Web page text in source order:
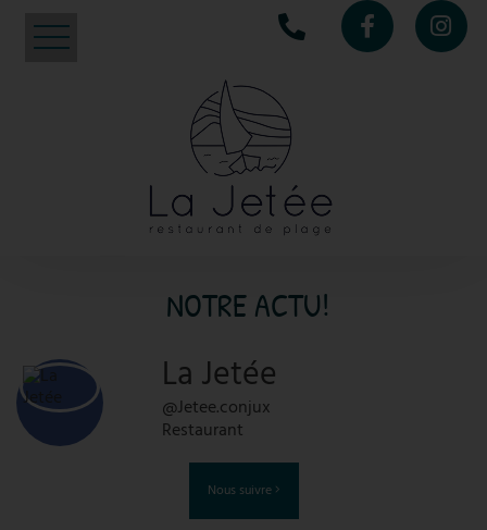
MENUS DE GROUPES
CARTE CADEAU
CONTACT
COWORKING
La Jetée
@Jetee.conjux
Restaurant
Nous suivre
NOTRE ACTU!